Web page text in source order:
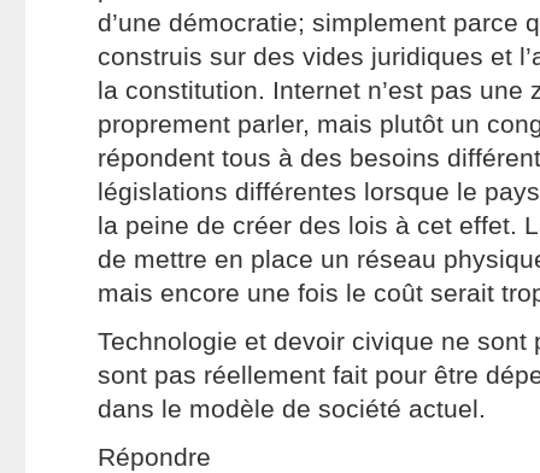
d’une démocratie; simplement parce
construis sur des vides juridiques et
la constitution. Internet n’est pas une
proprement parler, mais plutôt un
répondent tous à des besoins
législations différentes lorsque le
la peine de créer des lois à cet effet.
de mettre en place un réseau
mais encore une fois le coût serait
Technologie et devoir civique ne sont
sont pas réellement fait pour être
dans le modèle de société actuel.
Répondre